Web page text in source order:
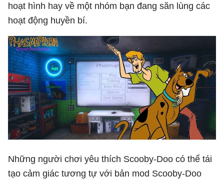
hoạt hình hay về một nhóm bạn đang săn lùng các
hoạt động huyền bí.
Những người chơi yêu thích Scooby-Doo có thể tái
tạo cảm giác tương tự với bản mod Scooby-Doo